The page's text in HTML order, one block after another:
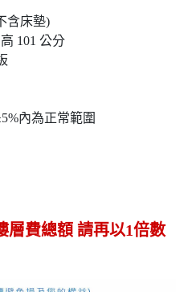
含床墊)
101 公分
內為正常範圍
層費總額 請再以1倍數